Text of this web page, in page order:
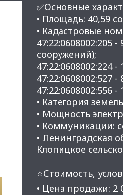
✅Основные
• Площадь: 40,59
• Кадастровые
сооружений);
47:22:0608002:224
47:22:0608002:527
47:22:0608002:556
• Категория
• Мощность
• Коммуникации:
• Ленинградская
Клопицкое
⭐Стоимость,
• Цена продажи: 2